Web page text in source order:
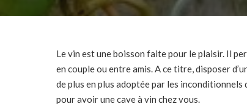
Le vin est une boisson faite pour le plaisir. Il
en couple ou entre amis. A ce titre, disposer
de plus en plus adoptée par les
pour avoir une cave à vin chez vous.